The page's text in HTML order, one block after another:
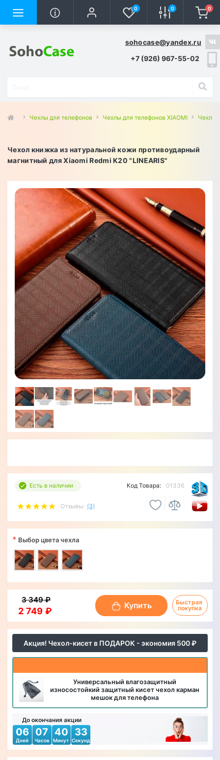
0 0 0
sohocase@yandex.ru
+7 (926) 967-55-02
Чехлы для телефонов Чехлы для телефонов XIAOMI Чехлы
Чехол книжка из натуральной кожи противоударный
магнитный для Xiaomi Redmi K20 "LINEARIS"
Есть в наличии
Отзывы: (3)
Код Товара: 01336
Акция! Чехол-кисет в ПОДАРОК - экономия 500 ₽
Универсальный влагозащитный
износостойкий защитный кисет чехол карман
мешок для телефона
До окончания акции
06
Дней
07
Часов
40
Минут
31
Секунд
* Выбор цвета чехла
2 749 ₽
3 349 ₽
Купить
Быстрая
покупка